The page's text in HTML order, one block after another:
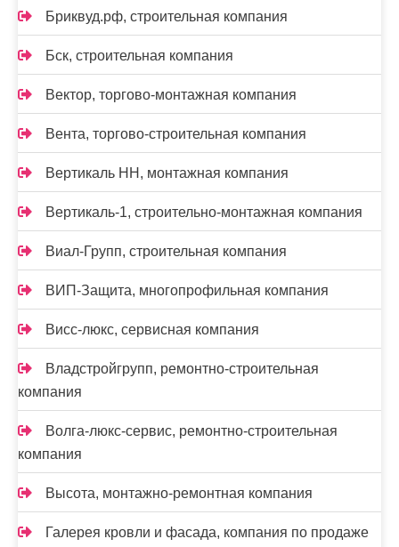
Бриквуд.рф, строительная компания
Бск, строительная компания
Вектор, торгово-монтажная компания
Вента, торгово-строительная компания
Вертикаль НН, монтажная компания
Вертикаль-1, строительно-монтажная компания
Виал-Групп, строительная компания
ВИП-Защита, многопрофильная компания
Висс-люкс, сервисная компания
Владстройгрупп, ремонтно-строительная
компания
Волга-люкс-сервис, ремонтно-строительная
компания
Высота, монтажно-ремонтная компания
Галерея кровли и фасада, компания по продаже